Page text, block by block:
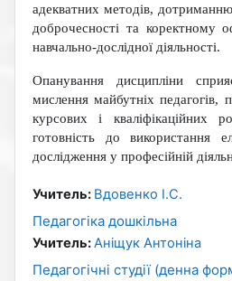
адекватних методів,
доброчесності та коректному
навчально-дослідної діяльності.
Опанування дисципліни
мислення майбутніх педагогів,
курсових і кваліфікаційних
готовність до використання
дослідження у професійній
Учитель: Вдовенко І.С.
Педагогіка дошкільна
Учитель:Аніщук Антоніна
Педагогічні студії (денна